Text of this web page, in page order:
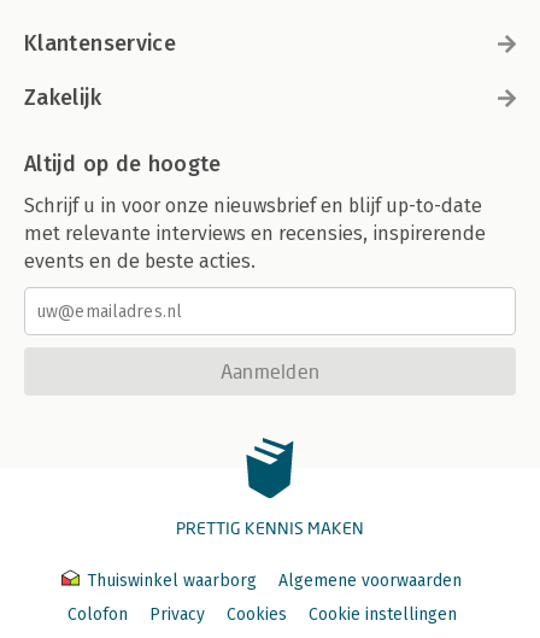
Klantenservice
Zakelijk
Altijd op de hoogte
Schrijf u in voor onze nieuwsbrief en blijf up-to-date
met relevante interviews en recensies, inspirerende
events en de beste acties.
Aanmelden
PRETTIG KENNIS MAKEN
Thuiswinkel waarborg
Algemene voorwaarden
Colofon
Privacy Cookies Cookie instellingen